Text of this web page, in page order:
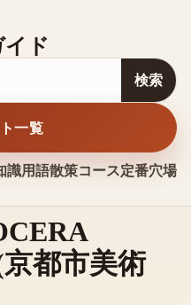
ド
識用語散策コース定番穴場
検索
一覧
京都市美術